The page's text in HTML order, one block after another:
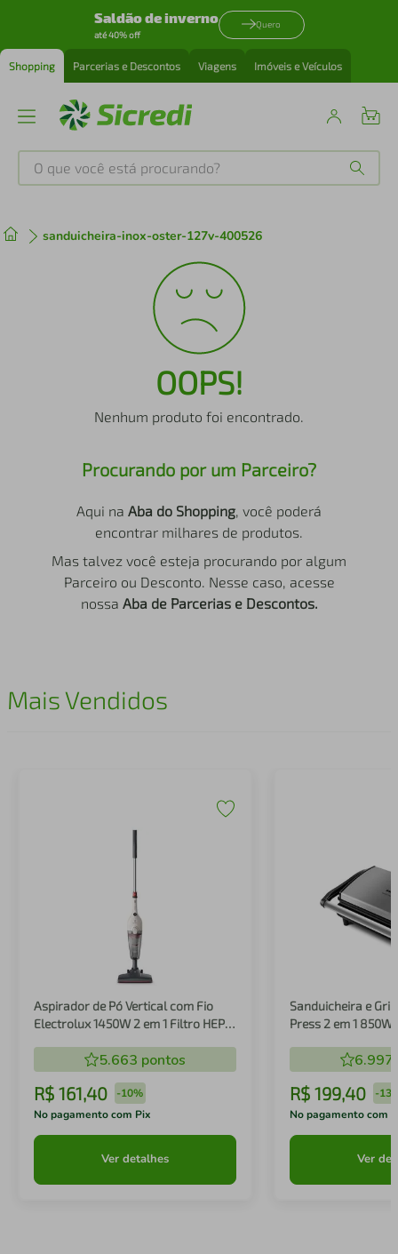
Saldão de inverno
até 40% off
Quero
Shopping Parcerias e Descontos Viagens Imóveis e Veículos
O que você está procurando?
sanduicheira-inox-oster-127v-400526
OOPS!
Nenhum produto foi encontrado.
Procurando por um Parceiro?
Aqui na Aba do Shopping, você poderá
encontrar milhares de produtos.
Mas talvez você esteja procurando por algum
Parceiro ou Desconto. Nesse caso, acesse
nossa Aba de Parcerias e Descontos.
Mais Vendidos
Aspirador de Pó Vertical com Fio
Electrolux 1450W 2 em 1 Filtro HEPA
5.663 pontos
R$ 161,40 -10%
No pagamento com Pix
Ver detalhes
Sanduicheira e
Press 2 em 1 850W
6.997
R$ 199,40 -
No pagamento com
Ver